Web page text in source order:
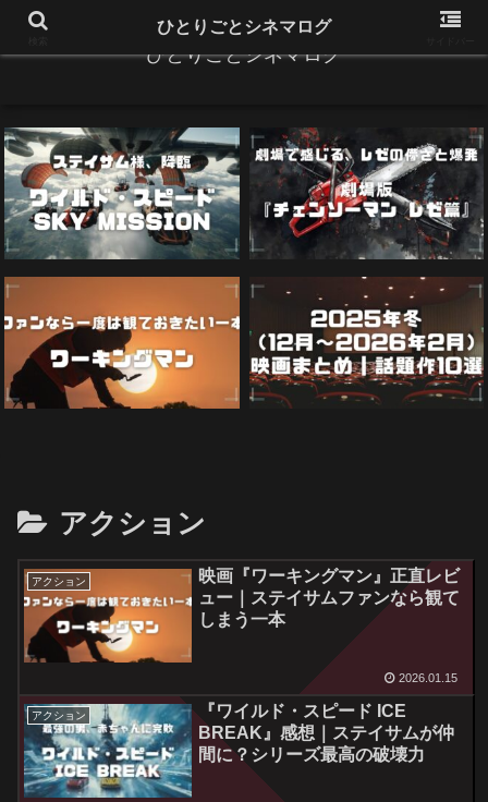
ひとりごとシネマログ
アクション
アクション
映画『ワーキングマン』正直レビ
ュー｜ステイサムファンなら観て
しまう一本
2026.01.15
アクション
『ワイルド・スピード ICE
BREAK』感想｜ステイサムが仲
間に？シリーズ最高の破壊力
ひとりごとシネマログ